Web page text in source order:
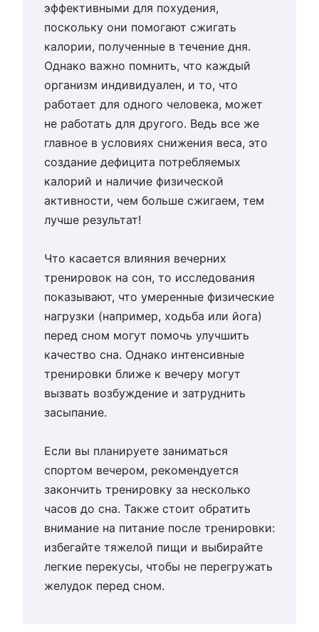
эффективными для похудения,
поскольку они помогают сжигать
калории, полученные в течение дня.
Однако важно помнить, что каждый
организм индивидуален, и то, что
работает для одного человека, может
не работать для другого. Ведь все же
главное в условиях снижения веса, это
создание дефицита потребляемых
калорий и наличие физической
активности, чем больше сжигаем, тем
лучше результат!
Что касается влияния вечерних
тренировок на сон, то исследования
показывают, что умеренные физические
нагрузки (например, ходьба или йога)
перед сном могут помочь улучшить
качество сна. Однако интенсивные
тренировки ближе к вечеру могут
вызвать возбуждение и затруднить
засыпание.
Если вы планируете заниматься
спортом вечером, рекомендуется
закончить тренировку за несколько
часов до сна. Также стоит обратить
внимание на питание после тренировки:
избегайте тяжелой пищи и выбирайте
легкие перекусы, чтобы не перегружать
желудок перед сном.